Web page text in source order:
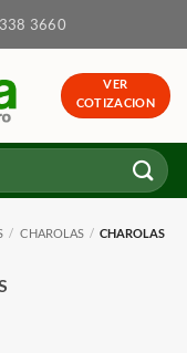
3660
VER
COTIZACION
/ CHAROLAS / CHAROLAS